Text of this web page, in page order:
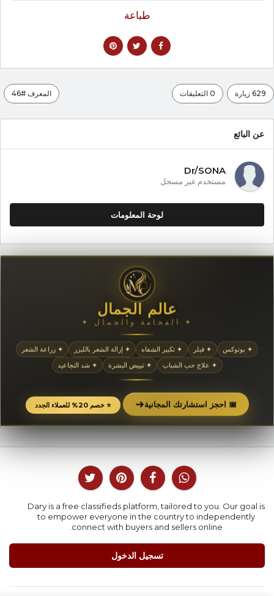
طباعة
629 زيارة 0 التعليقات المعرف #46
عن البائع
Dr/SONA
مستخدم غير مسجل
لوحة المعلومات
عالم الجمال
✦ الفخامة والجمال ✦
✦ بوتوكس ✦ فيلر ✦ تكبير الشفاه ✦ إزالة الشعر بالليزر
✦ زراعة الشعر
✦ علاج حب الشباب
✦ تبييض البشرة ✦ شد التجاعيد
📅 احجز استشارتك المجانية➜ ⭐ خصم 20% للعملاء الجدد
Dary is a free classifieds platform, tailored to you. Our goal is
to empower everyone in the country to independently
connect with buyers and sellers online.
تسجيل الدخول